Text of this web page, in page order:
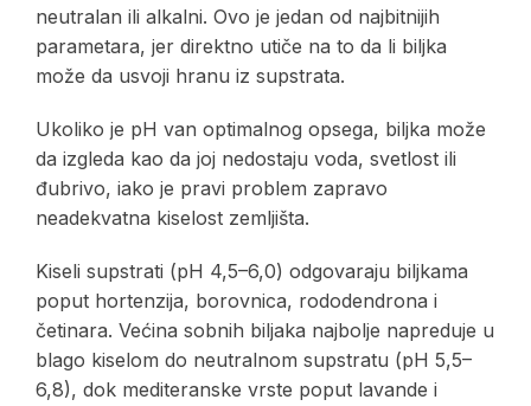
neutralan ili alkalni. Ovo je jedan od najbitnijih
parametara, jer direktno utiče na to da li biljka
može da usvoji hranu iz supstrata.
Ukoliko je pH van optimalnog opsega, biljka može
da izgleda kao da joj nedostaju voda, svetlost ili
đubrivo, iako je pravi problem zapravo
neadekvatna kiselost zemljišta.
Kiseli supstrati (pH 4,5–6,0) odgovaraju biljkama
poput hortenzija, borovnica, rododendrona i
četinara. Većina sobnih biljaka najbolje napreduje u
blago kiselom do neutralnom supstratu (pH 5,5–
6,8), dok mediteranske vrste poput lavande i